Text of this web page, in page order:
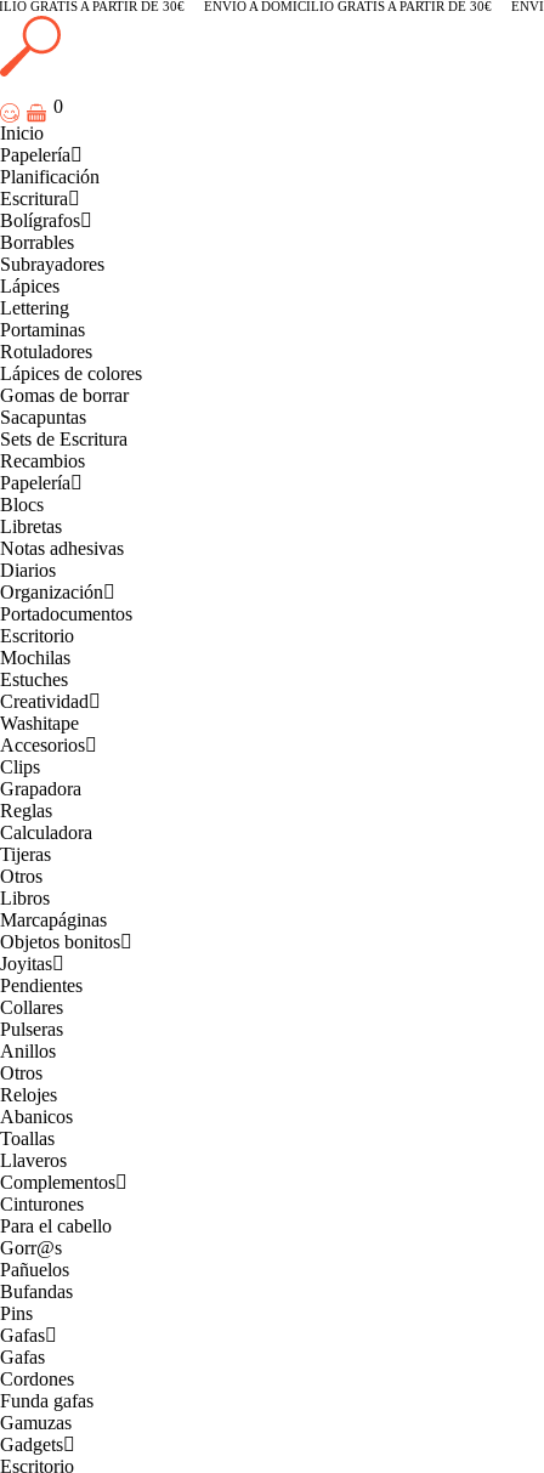
GRATIS A PARTIR DE 30€ ENVÍO A DOMICILIO GRATIS A PARTIR DE 30€
0
Inicio
Papelería
Planificación
Escritura
Bolígrafos
Borrables
Subrayadores
Lápices
Lettering
Portaminas
Rotuladores
Lápices de colores
Gomas de borrar
Sacapuntas
Sets de Escritura
Recambios
Papelería
Blocs
Libretas
Notas adhesivas
Diarios
Organización
Portadocumentos
Escritorio
Mochilas
Estuches
Creatividad
Washitape
Accesorios
Clips
Grapadora
Reglas
Calculadora
Tijeras
Otros
Libros
Marcapáginas
Objetos bonitos
Joyitas
Pendientes
Collares
Pulseras
Anillos
Otros
Relojes
Abanicos
Toallas
Llaveros
Complementos
Cinturones
Para el cabello
Gorr@s
Pañuelos
Bufandas
Pins
Gafas
Gafas
Cordones
Funda gafas
Gamuzas
Gadgets
Escritorio